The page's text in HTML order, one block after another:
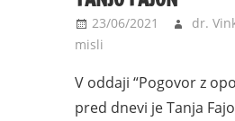
23/06/2021 dr.
misli
V oddaji “Pogovor z
pred dnevi je Tanja